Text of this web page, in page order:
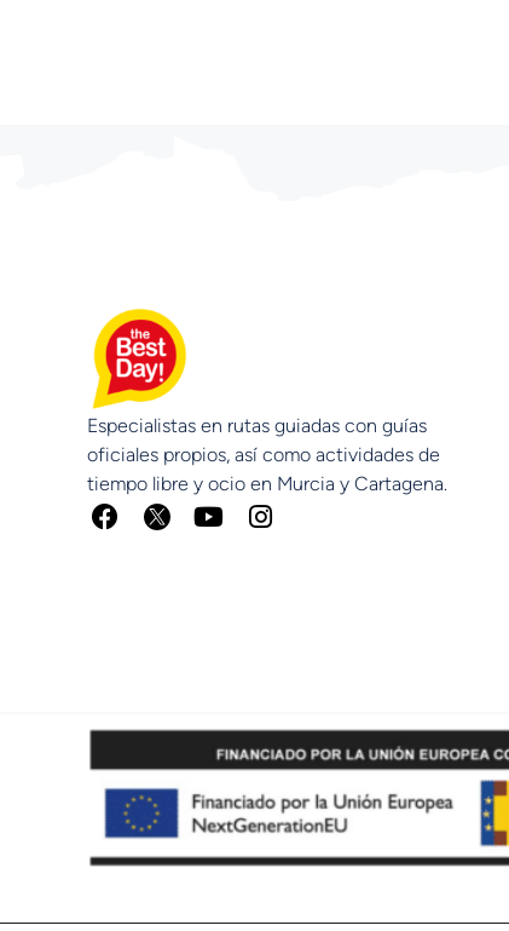
Especialistas en rutas guiadas con guías
oficiales propios, así como actividades de
tiempo libre y ocio en Murcia y Cartagena.
F
a
Y
o
I
n
m